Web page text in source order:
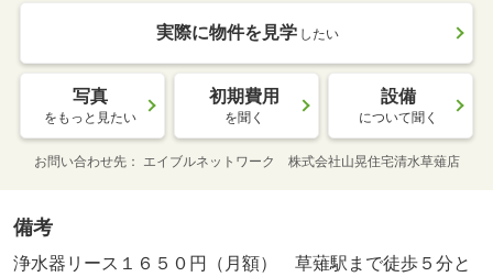
実際に物件を見学 したい
写真
をもっと見たい
初期費用
を聞く
設備
について聞く
お問い合わせ先 エイブルネットワーク 株式会社山晃住宅清水草薙店
備考
浄水器リース１６５０円（月額） 草薙駅まで徒歩５分と